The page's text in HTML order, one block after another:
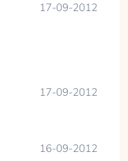
17-09-2012
17-09-2012
16-09-2012